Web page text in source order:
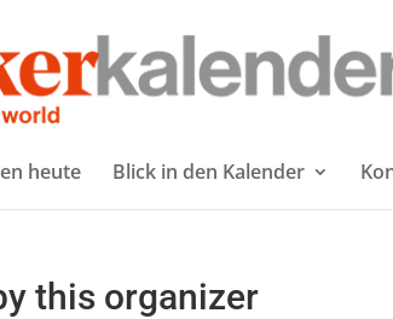
heute Blick in den Kalender
this organizer